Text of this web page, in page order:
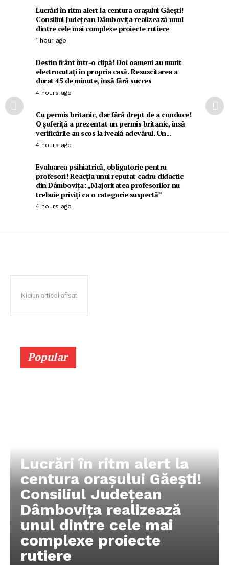
Lucrări în ritm alert la centura orașului Găești!
Consiliul Județean Dâmbovița realizează unul
dintre cele mai complexe proiecte rutiere
1 hour ago
Destin frânt într-o clipă! Doi oameni au murit
electrocutați în propria casă. Resuscitarea a
durat 45 de minute, însă fără succes
4 hours ago
Cu permis britanic, dar fără drept de a conduce!
O șoferiță a prezentat un permis britanic, însă
verificările au scos la iveală adevărul. Un...
4 hours ago
Evaluarea psihiatrică, obligatorie pentru
profesori! Reacția unui reputat cadru didactic
din Dâmbovița: „Majoritatea profesorilor nu
trebuie priviți ca o categorie suspectă”
4 hours ago
Niciun articol afișat
Popular
Lucrări în ritm alert la
centura orașului Găești!
Consiliul Județean
Dâmbovița realizează
unul dintre cele mai
complexe proiecte
rutiere